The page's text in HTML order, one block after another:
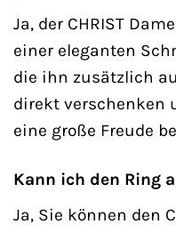
Ja, der CHRIST
einer eleganten
die ihn zusätzlich
direkt verschenken
eine große Freude
Kann ich den Ring
Ja, Sie können den